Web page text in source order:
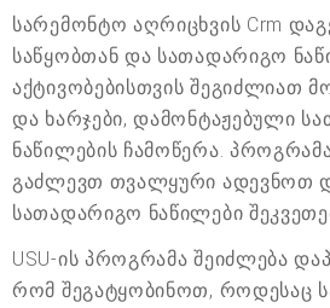
სარემონტო აღრიცხვის Crm
საწყობთან და სათადარიგო
აქტივობებისთვის შეგიძლიათ
და ხარჯები, დამონტაჟებული
ნაწილების ჩამოწერა.
გაძლევთ თვალყური ადევნოთ
სათადარიგო ნაწილები
USU-ის პროგრამა შეიძლება
რომ შეგატყობინოთ, როდესაც